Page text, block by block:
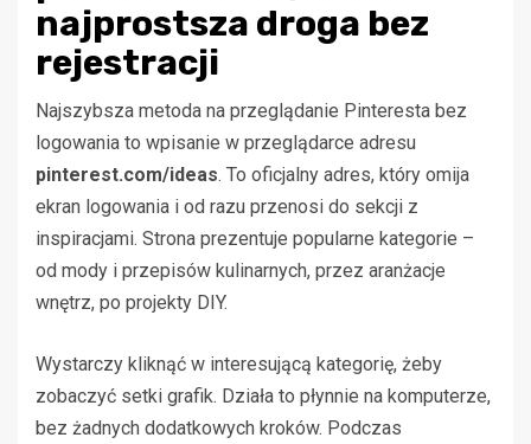
najprostsza droga bez
rejestracji
Najszybsza metoda na przeglądanie Pinteresta bez
logowania to wpisanie w przeglądarce adresu
pinterest.com/ideas. To oficjalny adres, który omija
ekran logowania i od razu przenosi do sekcji z
inspiracjami. Strona prezentuje popularne kategorie –
od mody i przepisów kulinarnych, przez aranżacje
wnętrz, po projekty DIY.
Wystarczy kliknąć w interesującą kategorię, żeby
zobaczyć setki grafik. Działa to płynnie na komputerze,
bez żadnych dodatkowych kroków. Podczas